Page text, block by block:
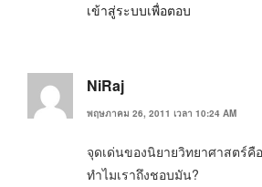
เข้าสู่ระบบเพื่อตอบ
NiRaj
พฤษภาคม 26, 2011 เวลา 10:24 AM
จุดเด่นของนิยายวิทยาศาสตร์คื
ทำไมเราถึงชอบมัน?